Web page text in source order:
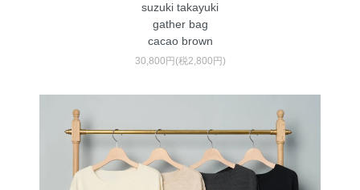
suzuki takayuki
gather bag
cacao brown
30,800円(税2,800円)